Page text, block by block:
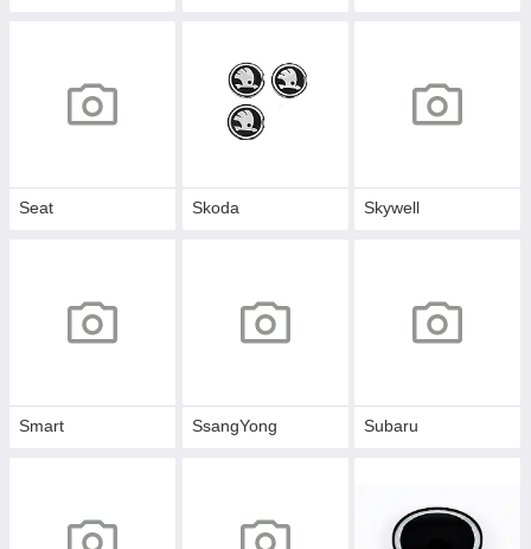
Seat Skoda Skywell
Smart SsangYong Subaru